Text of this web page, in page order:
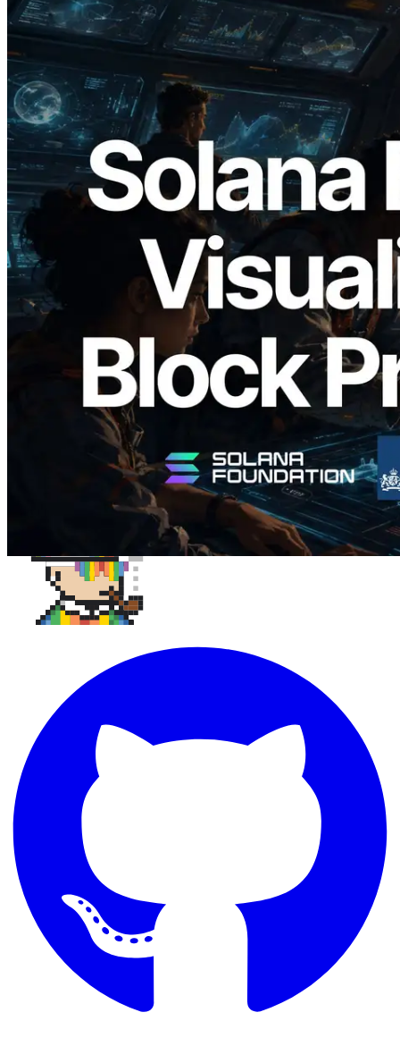
2026.05.24
Validators Solutions 发布 Solana Block
Analyzer — 以 slot 为单位可视化区块生
成时间与对应验证者